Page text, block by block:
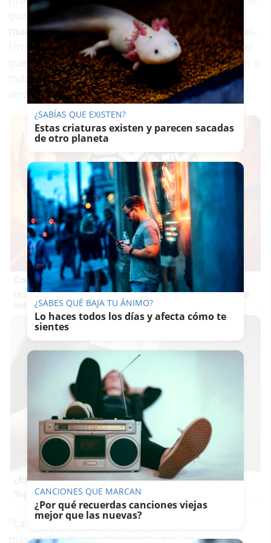
que ha querido agradecer las
incontables
muestras de afectorecibidas durante estos días.
Un texto íntimo, cargado de espiritualidad, con el
que sus seres queridos han tratado de responder a
todas las personas que se han acercado para
arroparlos.
Corepunk MMORPG
Un verdadero MMORPG de la vieja escuela ¡Cómo los de
antes, pero mejor!
¿El tuyo está en la lista?
Top pasaportes que te dejan viajar sin visado
“La familia de Miguel Salado quiere expresar su
más profundo agradecimiento por las
¿SABÍAS QUE EXISTEN?
Estas criaturas existen y parecen sacadas
de otro planeta
¿SABES QUÉ BAJA TU ÁNIMO?
Lo haces todos los días y afecta cómo te
sientes
CANCIONES QUE MARCAN
¿Por qué recuerdas canciones viejas
mejor que las nuevas?